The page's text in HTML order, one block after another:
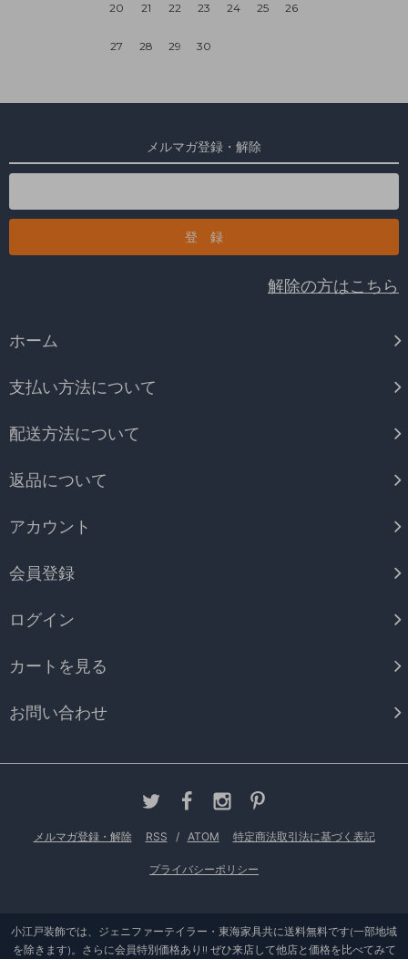
20 21 22 23 24 25 26
27 28 29 30
メルマガ登録・解除
解除の方はこちら
ホーム
支払い方法について
配送方法について
返品について
アカウント
会員登録
ログイン
カートを見る
お問い合わせ
メルマガ登録・解除 RSS / ATOM 特定商法取引法に基づく表記
プライバシーポリシー
小江戸装飾では、ジェニファーテイラー・東海家具共に送料無料です(一部地域
を除きます)。さらに会員特別価格あり!! ぜひ来店して他店と価格を比べてみて